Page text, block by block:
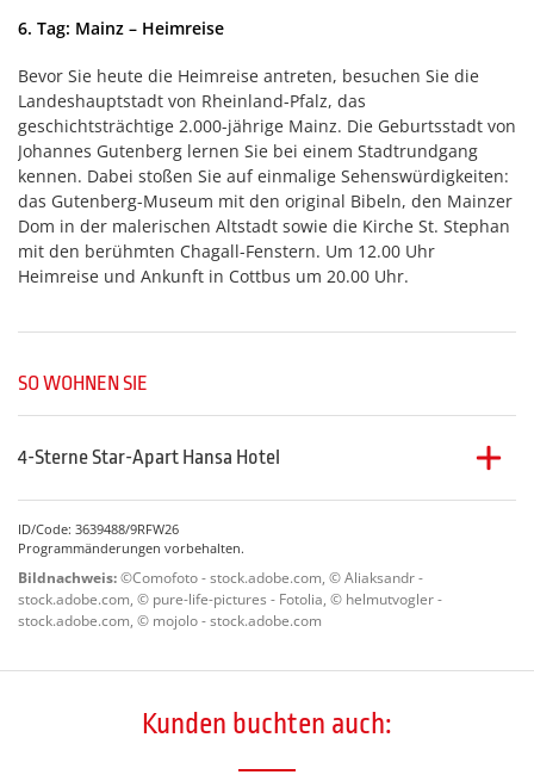
6. Tag: Mainz – Heimreise
Bevor Sie heute die Heimreise antreten, besuchen Sie die
Landeshauptstadt von Rheinland-Pfalz, das
geschichtsträchtige 2.000-jährige Mainz. Die Geburtsstadt von
Johannes Gutenberg lernen Sie bei einem Stadtrundgang
kennen. Dabei stoßen Sie auf einmalige Sehenswürdigkeiten:
das Gutenberg-Museum mit den original Bibeln, den Mainzer
Dom in der malerischen Altstadt sowie die Kirche St. Stephan
mit den berühmten Chagall-Fenstern. Um 12.00 Uhr
Heimreise und Ankunft in Cottbus um 20.00 Uhr.
SO WOHNEN SIE
4-Sterne Star-Apart Hansa Hotel
entfernt. Die im Art-Deco-Stil eingerichteten Zimmer sind
mit Bad od. DU/WC, Föhn, TV, Tel., Minibar, Safe und
Nespresso-Maschine ausgestattet. Das Hotel verfügt über
Restaurant, Bistro, Bar, Lift, Sauna und Fitnessraum.
ID/Code: 3639488/9RFW26
Programmänderungen vorbehalten.
Bildnachweis:©Comofoto - stock.adobe.com, © Aliaksandr -
stock.adobe.com, © pure-life-pictures - Fotolia, © helmutvogler -
stock.adobe.com, © mojolo - stock.adobe.com
Kunden buchten auch: